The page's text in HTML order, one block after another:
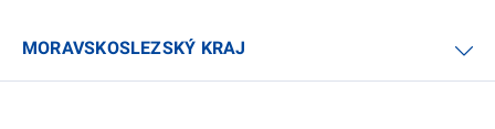
MORAVSKOSLEZSKÝ KRAJ